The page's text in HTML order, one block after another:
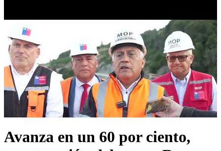
Avanza en un 60 por ciento,